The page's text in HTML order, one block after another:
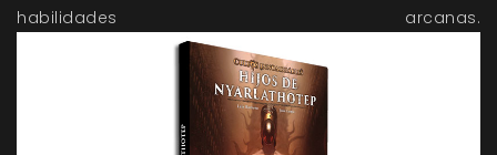
habilidades arcanas.